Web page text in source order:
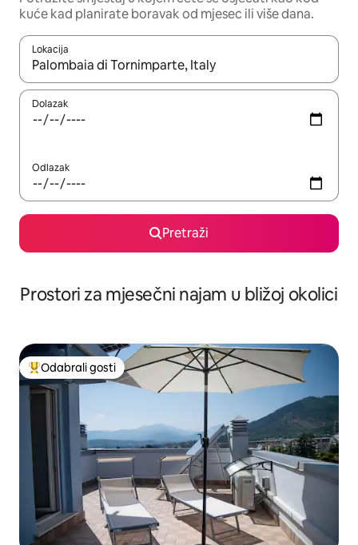
kuće kad planirate boravak od mjesec ili više dana.
Lokacija
Kada budu dostupni rezultati, moći ćete ih pregledati
Dolazak
Odlazak
Pretraži
Prostori za mjesečni najam u bližoj okolici
Među najviše rangiranima s oznakom „Odabrali gosti”
Odabrali gosti